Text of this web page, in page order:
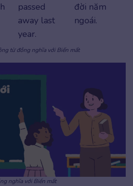
passed
away last
year.
đời năm
ngoái.
từ đồng nghĩa với Biến mất
nghĩa với Biến mất